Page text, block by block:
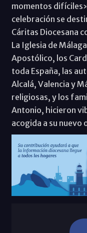
momentos
celebración se
Cáritas Diocesana
La Iglesia de
Apostólico, los
toda España, las
Alcalá, Valencia y
religiosas, y los
Antonio, hicieron
acogida a su nuevo